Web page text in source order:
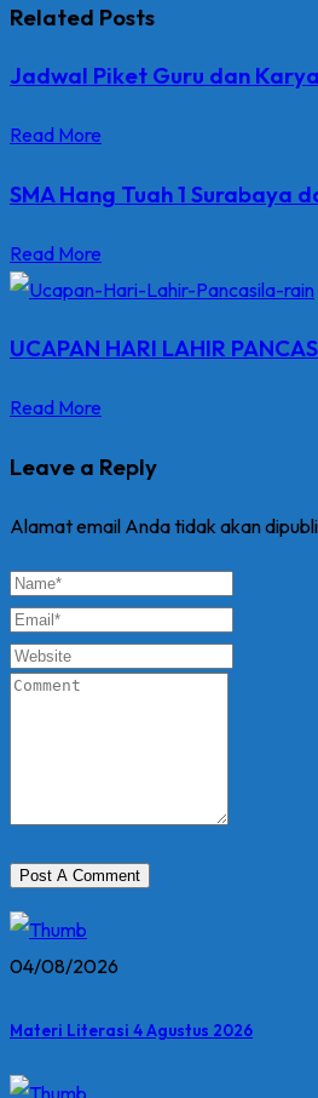
Related Posts
Jadwal Piket Guru dan
Read More
SMA Hang Tuah 1 Surabaya
Read More
UCAPAN HARI LAHIR
Read More
Leave a Reply
Alamat email Anda tidak akan
04/08/2026
Materi Literasi 4 Agustus 2026